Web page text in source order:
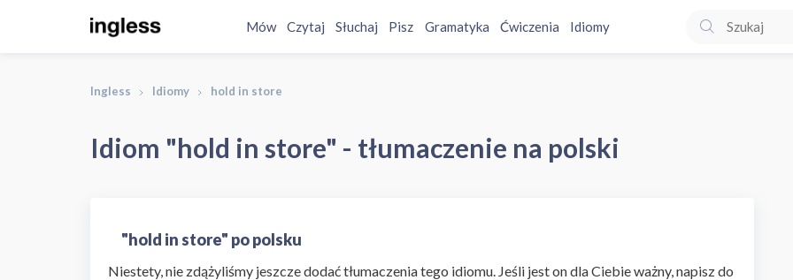
Mów Czytaj Słuchaj Pisz Gramatyka Ćwiczenia Idiomy
Ingless Idiomy hold in store
Idiom "hold in store" - tłumaczenie na polski
"hold in store" po polsku
Niestety, nie zdążyliśmy jeszcze dodać tłumaczenia tego idiomu. Jeśli jest on dla Ciebie ważny, napisz do